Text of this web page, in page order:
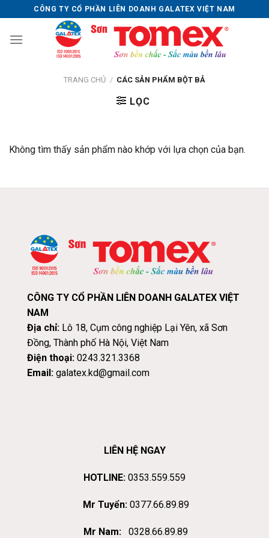
to
content
CÔNG TY CỔ PHẦN LIÊN DOANH GALATEX VIỆT NAM
TRANG CHỦ / CÁC SẢN PHẨM BỘT BẢ
LỌC
Không tìm thấy sản phẩm nào khớp với lựa chọn của bạn.
CÔNG TY CỔ PHẦN LIÊN DOANH GALATEX VIỆT
NAM
Địa chỉ:Lô 18, Cụm công nghiệp Lại Yên, xã Sơn
Đồng, Thành phố Hà Nội, Việt Nam
Điện thoại:0243.321.3368
Email:galatex.kd@gmail.com
LIÊN HỆ NGAY
HOTLINE: 0353.559.559
Mr Tuyển: 0377.66.89.89
Mr Nam: 0328.66.89.89